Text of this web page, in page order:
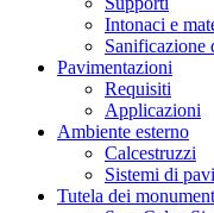
Intonaci e
Sanificazione
Pavimentazioni
Requisiti
Applicazioni
Ambiente esterno
Calcestruzzi
Sistemi di
Tutela dei